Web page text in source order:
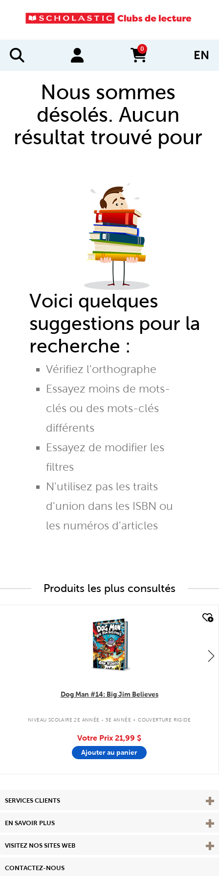
0
items in cart EN
Nous sommes
désolés. Aucun
résultat trouvé pour
Voici quelques
suggestions pour la
recherche :
Vérifiez l'orthographe
Essayez moins de mots-
clés ou des mots-clés
différents
Essayez de modifier les
filtres
N'utilisez pas les traits
d'union dans les ISBN ou
les numéros d'articles
Produits les plus consultés
Dog Man #14: Big Jim Believes
NIVEAU SCOLAIRE 2E ANNÉE - 5E ANNÉE . COUVERTURE RIGIDE
Votre Prix 21,99 $
Ajouter au panier
SERVICES CLIENTS
EN SAVOIR PLUS View
VISITEZ NOS SITES WEB
CONTACTEZ-NOUS